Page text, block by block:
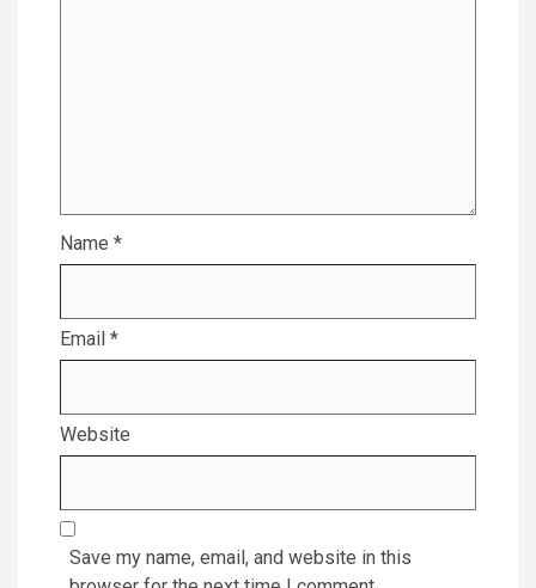
Name *
Email *
Website
Save my name, email, and website in this